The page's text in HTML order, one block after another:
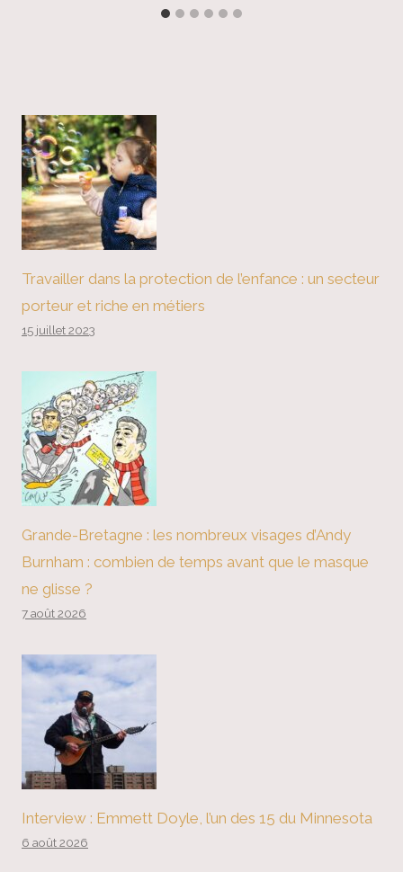
Travailler dans la protection de l’enfance : un secteur
porteur et riche en métiers
15 juillet 2023
Grande-Bretagne : les nombreux visages d’Andy
Burnham : combien de temps avant que le masque
ne glisse ?
7 août 2026
Interview : Emmett Doyle, l’un des 15 du Minnesota
6 août 2026